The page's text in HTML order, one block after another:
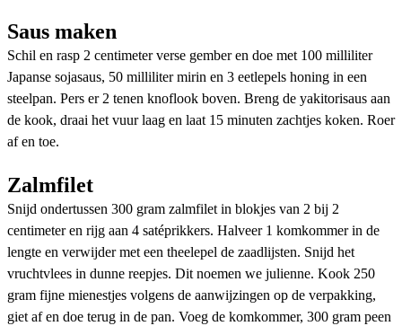
Saus maken
Schil en rasp 2 centimeter verse gember en doe met 100 milliliter
Japanse sojasaus, 50 milliliter mirin en 3 eetlepels honing in een
steelpan. Pers er 2 tenen knoflook boven. Breng de yakitorisaus aan
de kook, draai het vuur laag en laat 15 minuten zachtjes koken. Roer
af en toe.
Zalmfilet
Snijd ondertussen 300 gram zalmfilet in blokjes van 2 bij 2
centimeter en rijg aan 4 satéprikkers. Halveer 1 komkommer in de
lengte en verwijder met een theelepel de zaadlijsten. Snijd het
vruchtvlees in dunne reepjes. Dit noemen we julienne. Kook 250
gram fijne mienestjes volgens de aanwijzingen op de verpakking,
giet af en doe terug in de pan. Voeg de komkommer, 300 gram peen